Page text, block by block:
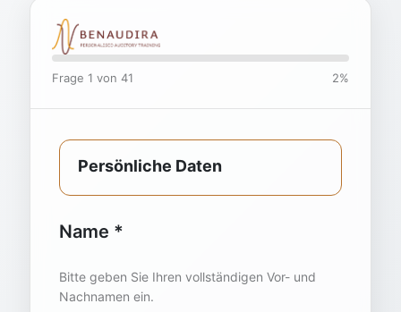
Frage 1 von 41 2%
Persönliche Daten
Name *
Bitte geben Sie Ihren vollständigen Vor- und
Nachnamen ein.